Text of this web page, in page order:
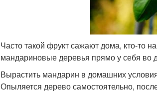
Часто такой фрукт сажают дома, кто-то
мандариновые деревья прямо у себя во
Вырастить мандарин в домашних
Опыляется дерево самостоятельно,